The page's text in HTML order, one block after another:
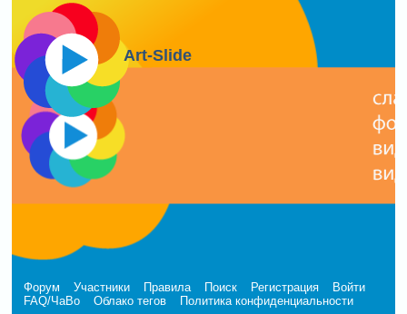
Art-Slide
Форум Участники Правила Поиск Регистрация
Войти
FAQ/ЧаВо
Облако тегов Политика конфиденциальности